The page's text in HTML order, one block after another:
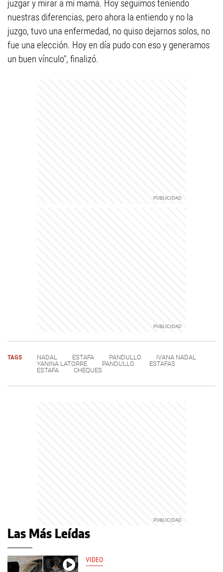
juzgar y mirar a mi mamá. Hoy seguimos teniendo
nuestras diferencias, pero ahora la entiendo y no la
juzgo, tuvo una enfermedad, no quiso dejarnos solos, no
fue una elección. Hoy en día pudo con eso y generamos
un buen vínculo", finalizó.
TAGS NADAL ESTAFA PANDULLO
IVANA NADAL
YANINA LATORRE
PANDULLO
ESTAFAS
ESTAFA
CHEQUES
Las Más Leídas
VIDEO